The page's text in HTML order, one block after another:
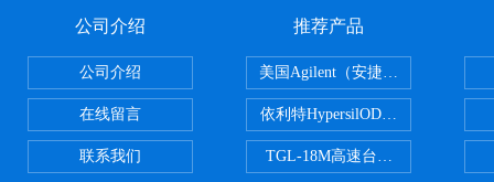
公司介绍
公司介绍
在线留言
联系我们
推荐产品
美国Agilent（安捷伦） PLOT色谱
依利特HypersilODS2/C18/C8/
TGL-18M高速台式冷冻离心机